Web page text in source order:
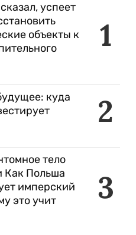
1
успеет
объекты к
2
куда
3
тело
Как Польша
имперский
это учит